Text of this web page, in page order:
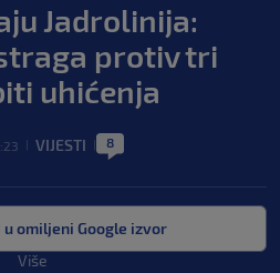
Jadrolinija:
protiv tri
uhićenja
VIJESTI 8
u omiljeni Google izvor
Više